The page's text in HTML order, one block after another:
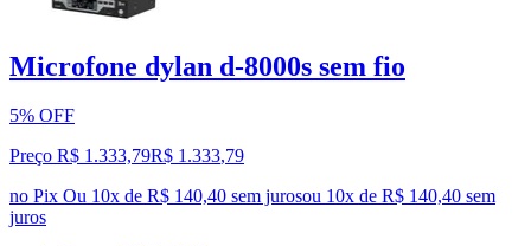
Microfone dylan d-8000s sem fio
5% OFF
Preço R$ 1.333,79R$ 1.333,79
no Pix Ou 10x de R$ 140,40 sem jurosou 10x de R$ 140,40 sem
juros